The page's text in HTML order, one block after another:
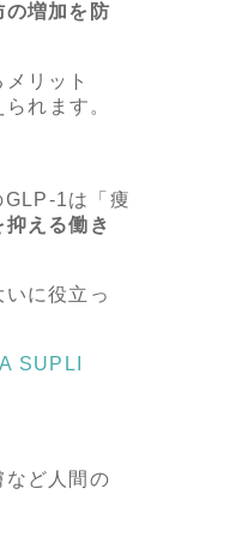
の増加を防
リット
れます。
1は「痩
える働き
に役立っ
SUPLI
など人間の